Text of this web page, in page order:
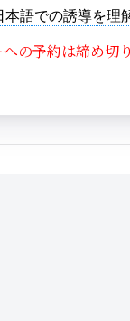
の予約は締め切